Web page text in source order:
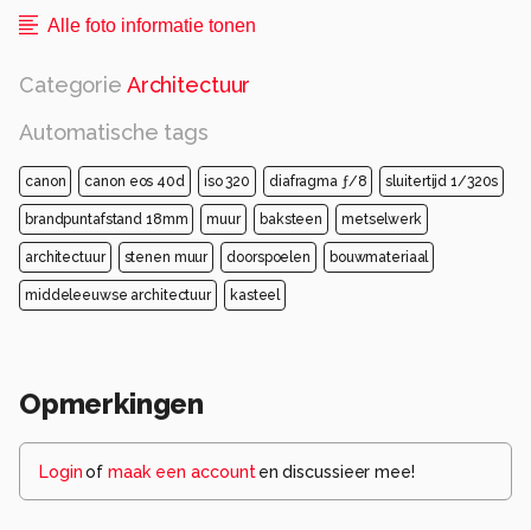
Alle foto informatie tonen
Categorie Architectuur
Automatische tags
canon canon eos 40d iso 320 diafragma ƒ/8 sluitertijd 1/320s
brandpuntafstand 18mm muur baksteen metselwerk
architectuur stenen muur doorspoelen bouwmateriaal
middeleeuwse architectuur kasteel
Opmerkingen
Loginof maak een account en discussieer mee!